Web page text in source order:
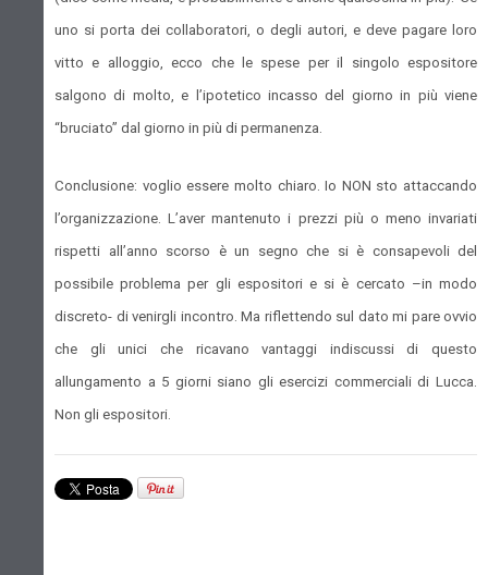
uno si porta dei collaboratori, o degli autori, e deve pagare loro
vitto e alloggio, ecco che le spese per il singolo espositore
salgono di molto, e l’ipotetico incasso del giorno in più viene
“bruciato” dal giorno in più di permanenza.
Conclusione: voglio essere molto chiaro. Io NON sto attaccando
l’organizzazione. L’aver mantenuto i prezzi più o meno invariati
rispetti all’anno scorso è un segno che si è consapevoli del
possibile problema per gli espositori e si è cercato –in modo
discreto- di venirgli incontro. Ma riflettendo sul dato mi pare ovvio
che gli unici che ricavano vantaggi indiscussi di questo
allungamento a 5 giorni siano gli esercizi commerciali di Lucca.
Non gli espositori.